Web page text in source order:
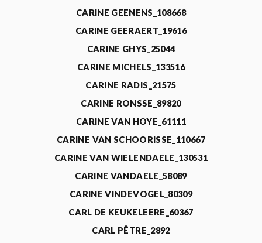
CARINE GEENENS_108668
CARINE GEERAERT_19616
CARINE GHYS_25044
CARINE MICHELS_133516
CARINE RADIS_21575
CARINE RONSSE_89820
CARINE VAN HOYE_61111
CARINE VAN SCHOORISSE_110667
CARINE VAN WIELENDAELE_130531
CARINE VANDAELE_58089
CARINE VINDEVOGEL_80309
CARL DE KEUKELEERE_60367
CARL PÊTRE_2892